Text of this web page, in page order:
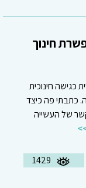
חינוך
כגישה חינוכית
כתבתי פה כיצד
של העשייה
1429